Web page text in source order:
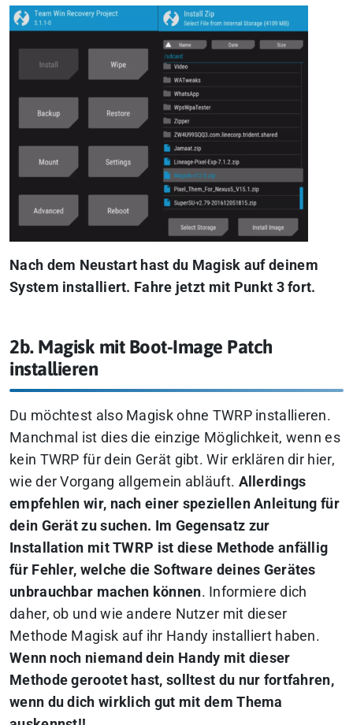
Nach dem Neustart hast du Magisk auf deinem
System installiert. Fahre jetzt mit Punkt 3 fort.
2b. Magisk mit Boot-Image Patch
installieren
Du möchtest also Magisk ohne TWRP installieren.
Manchmal ist dies die einzige Möglichkeit, wenn es
kein TWRP für dein Gerät gibt. Wir erklären dir hier,
wie der Vorgang allgemein abläuft. Allerdings
empfehlen wir, nach einer speziellen Anleitung für
dein Gerät zu suchen. Im Gegensatz zur
Installation mit TWRP ist diese Methode anfällig
für Fehler, welche die Software deines Gerätes
unbrauchbar machen können. Informiere dich
daher, ob und wie andere Nutzer mit dieser
Methode Magisk auf ihr Handy installiert haben.
Wenn noch niemand dein Handy mit dieser
Methode gerootet hast, solltest du nur fortfahren,
wenn du dich wirklich gut mit dem Thema